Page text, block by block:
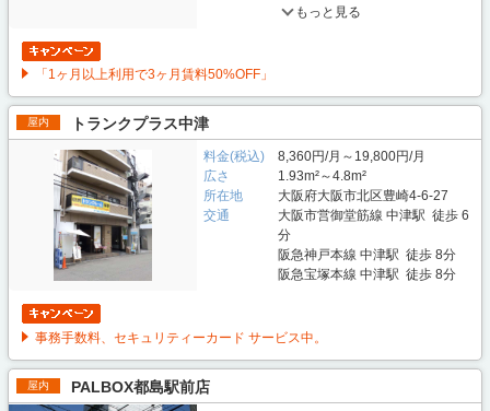
もっと見る
「1ヶ月以上利用で3ヶ月賃料50%OFF」
屋内 トランクプラス中津
料金(税込)
8,360円/月～19,800円/月
広さ
1.93m²～4.8m²
所在地
大阪府大阪市北区豊崎4-6-27
交通
大阪市営御堂筋線 中津駅 徒歩 6
分
阪急神戸本線 中津駅 徒歩 8分
阪急宝塚本線 中津駅 徒歩 8分
事務手数料、セキュリティーカード サービス中。
屋内 PALBOX都島駅前店